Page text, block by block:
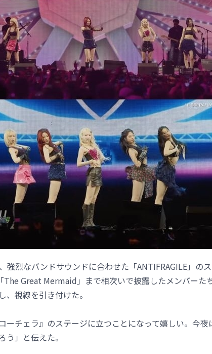
強烈なバンドサウンドに合わせた「ANTIFRAGILE」の
The Great Mermaid」まで相次いで披露したメンバーた
、視線を引き付けた。
ーチェラ』のステージに立つことになって嬉しい。今夜
う」と伝えた。